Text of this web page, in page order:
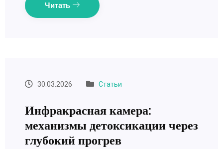
Читать
30.03.2026 Статьи
Инфракрасная камера:
механизмы детоксикации через
глубокий прогрев